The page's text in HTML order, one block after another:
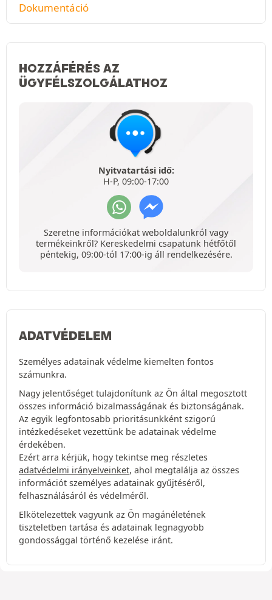
Dokumentáció
HOZZÁFÉRÉS AZ
ÜGYFÉLSZOLGÁLATHOZ
Nyitvatartási idő:
H-P, 09:00-17:00
Szeretne információkat weboldalunkról vagy
termékeinkről? Kereskedelmi csapatunk hétfőtől
péntekig, 09:00-tól 17:00-ig áll rendelkezésére.
ADATVÉDELEM
Személyes adatainak védelme kiemelten fontos
számunkra.
Nagy jelentőséget tulajdonítunk az Ön által megosztott
összes információ bizalmasságának és biztonságának.
Az egyik legfontosabb prioritásunkként szigorú
intézkedéseket vezettünk be adatainak védelme
érdekében.
Ezért arra kérjük, hogy tekintse meg részletes
adatvédelmi irányelveinket, ahol megtalálja az összes
információt személyes adatainak gyűjtéséről,
felhasználásáról és védelméről.
Elkötelezettek vagyunk az Ön magánéletének
tiszteletben tartása és adatainak legnagyobb
gondossággal történő kezelése iránt.